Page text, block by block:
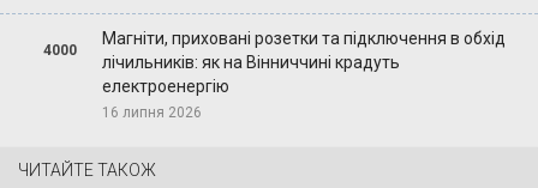
4000
Магніти, приховані розетки та підключення в обхід
лічильників: як на Вінниччині крадуть
електроенергію
16 липня 2026
ЧИТАЙТЕ ТАКОЖ